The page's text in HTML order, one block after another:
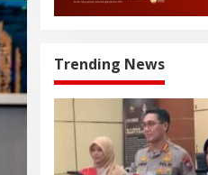
Trending News